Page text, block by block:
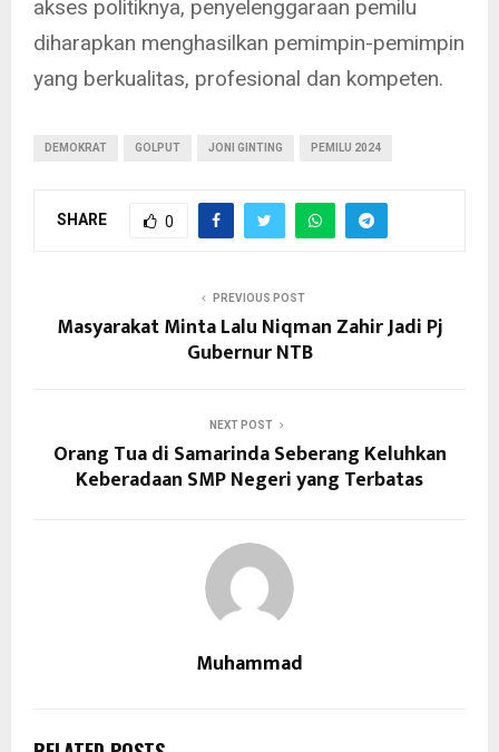
akses politiknya, penyelenggaraan pemilu
diharapkan menghasilkan pemimpin-pemimpin
yang berkualitas, profesional dan kompeten.
DEMOKRAT GOLPUT JONI GINTING PEMILU 2024
SHARE 0
PREVIOUS POST
Masyarakat Minta Lalu Niqman Zahir Jadi Pj
Gubernur NTB
NEXT POST
Orang Tua di Samarinda Seberang Keluhkan
Keberadaan SMP Negeri yang Terbatas
Muhammad